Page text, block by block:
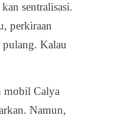
sentralisasi.
perkiraan
pulang. Kalau
Calya
Namun,